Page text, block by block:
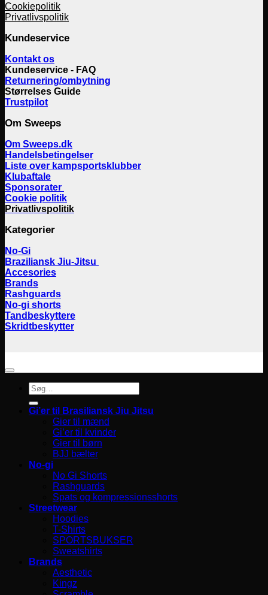
Cookiepolitik
Privatlivspolitik
Kundeservice
Kontakt os
Kundeservice - FAQ
Returnering/ombytning
Størrelses Guide
Trustpilot
Om Sweeps
Om Sweeps.dk
Handelsbetingelser
Liste over kampsportsklubber
Klubaftale
Sponsorater
Cookie politik
Privatlivspolitik
Kategorier
No-Gi
Braziliansk Jiu-Jitsu
Accesories
Brands
Rashguards
No-gi shorts
Tandbeskyttere
Skridtbeskytter
Søg
efter:
Gi’er til Brasiliansk Jiu Jitsu
Gier til mænd
Gi’er til kvinder
Gier til børn
BJJ bælter
No-gi
No Gi Shorts
Rashguards
Spats og kompressionsshorts
Streetwear
Hoodies
T-Shirts
SPORTSBUKSER
Sweatshirts
Brands
Aesthetic
Kingz